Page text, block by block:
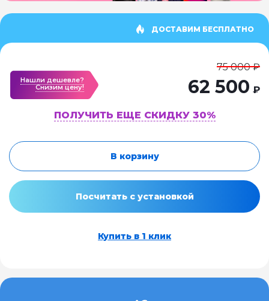
ДОСТАВИМ БЕСПЛАТНО
Нашли дешевле?
Cнизим цену!
75 000 ₽
62 500 ₽
ПОЛУЧИТЬ ЕЩЕ СКИДКУ 30%
В корзину
Посчитать с установкой
Купить в 1 клик